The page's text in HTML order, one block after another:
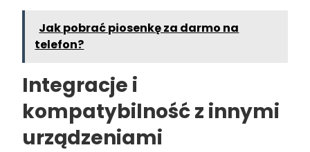
Jak pobrać piosenkę za darmo na
telefon?
Integracje i
kompatybilność z innymi
urządzeniami